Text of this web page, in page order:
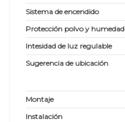
Sistema de encendido
Protección polvo y humedad
Intesidad de luz regulable
Sugerencia de ubicación
Montaje
Instalación